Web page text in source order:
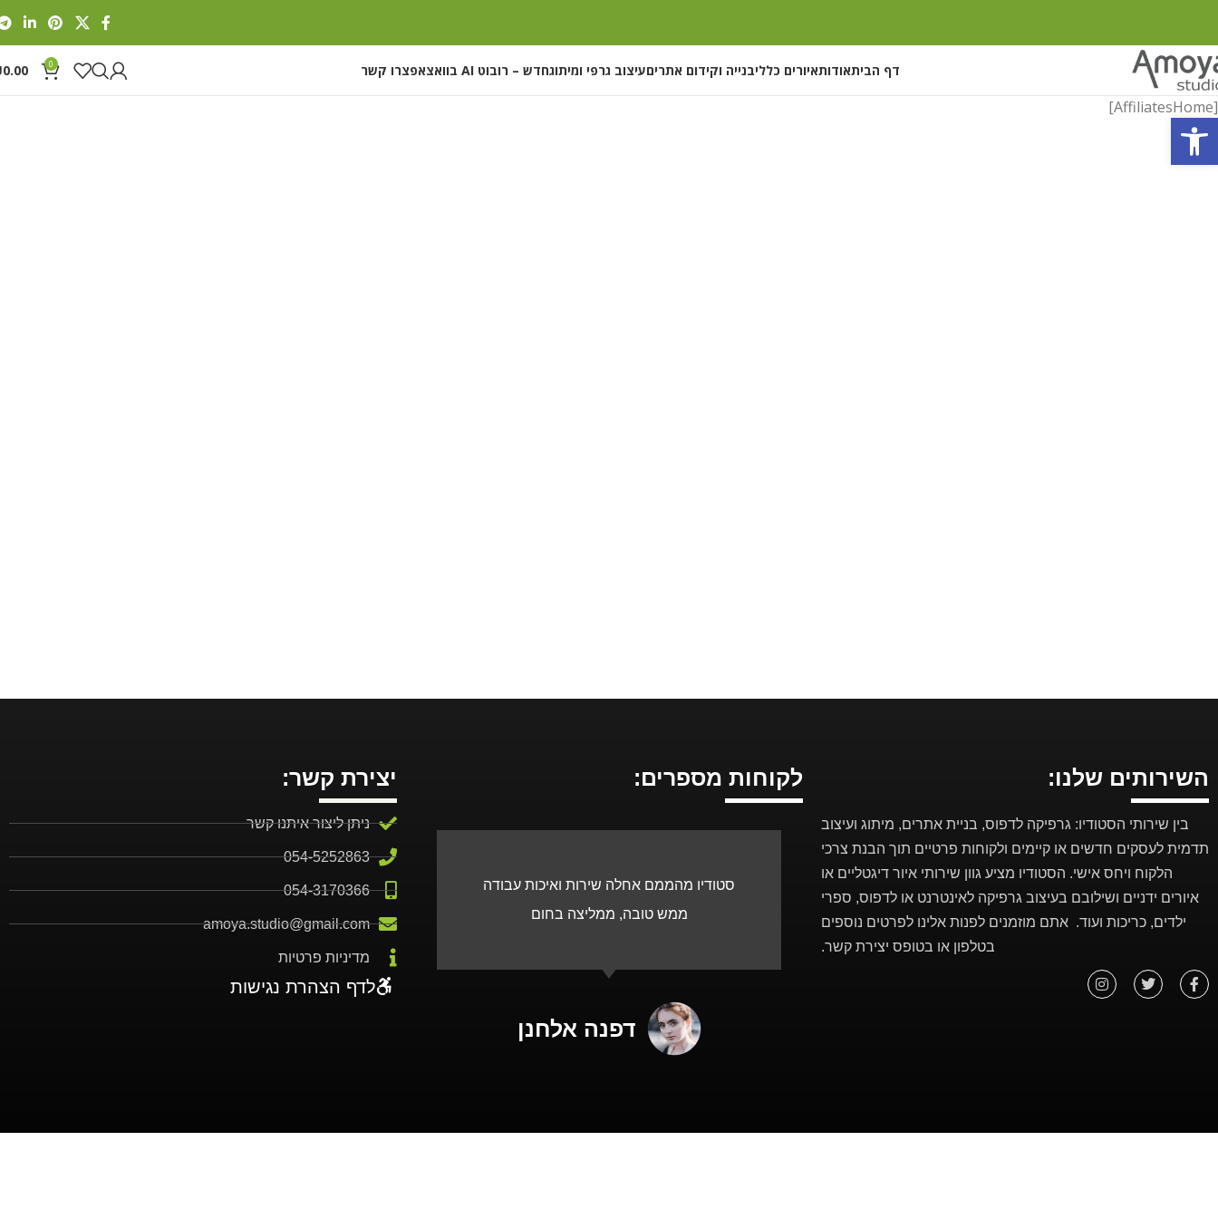
דף הביתאודותאיורים כלליבנייה וקידום אתריםעיצוב גרפי ומיתוגחדש – רובוט AI בוואצאפ צרו קשר 0
0.00
[AffiliatesHome]
השירותים שלנו:
בין שירותי הסטודיו: גרפיקה לדפוס, בניית אתרים, מיתוג ועיצוב
תדמית לעסקים חדשים או קיימים ולקוחות פרטיים תוך הבנת צרכי
הלקוח ויחס אישי. הסטודיו מציע גוון שירותי איור דיגטליים או
איורים ידניים ושילובם בעיצוב גרפיקה לאינטרנט או לדפוס, ספרי
ילדים, כריכות ועוד. אתם מוזמנים לפנות אלינו לפרטים נוספים
בטלפון או בטופס יצירת קשר.
לקוחות מספרים:
סטודיו מהממם אחלה שירות ואיכות עבודה
ממש טובה, ממליצה בחום
דפנה אלחנן
אני ממליצה בחום עליהם ממש טובים, אמיר
יצירת קשר:
ניתן ליצור איתנו קשר
054-5252863
054-3170366
amoya.studio@gmail.com
מדיניות פרטיות
לדף הצהרת נגישות
פתח סרגל נגישות